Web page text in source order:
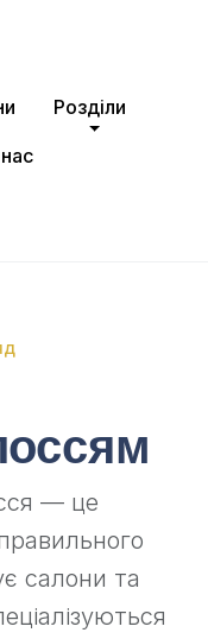
Розділи
— це
салони та